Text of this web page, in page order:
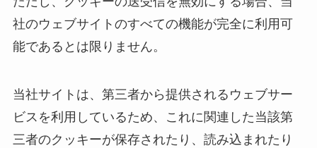
社のウェブサイトのすべての機能が完全に利用可
能であるとは限りません。
当社サイトは、第三者から提供されるウェブサー
ビスを利用しているため、これに関連した当該第
三者のクッキーが保存されたり、読み込まれたり